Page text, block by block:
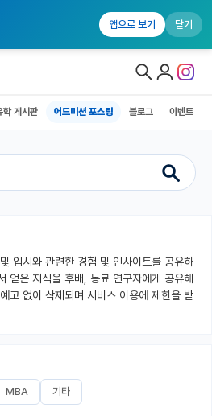
앱으로 보기 닫기
학 게시판 어드미션 포스팅 블로그 이벤트
어드미션 포스팅 블로그
입시와 관련한 경험 및 인사이트를 공유하
얻은 지식을 후배, 동료 연구자에게 공유해
고 없이 삭제되며 서비스 이용에 제한을 받
MBA 기타